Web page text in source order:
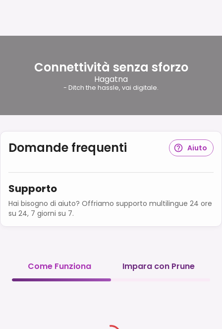
Connettività senza sforzo
Hagatna
- Ditch the hassle, vai digitale.
Domande frequenti Aiuto
Supporto
Hai bisogno di aiuto? Offriamo supporto multilingue 24 ore
su 24, 7 giorni su 7.
Come Funziona Impara con Prune